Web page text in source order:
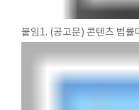
붙임1. (공고문) 콘텐츠 법